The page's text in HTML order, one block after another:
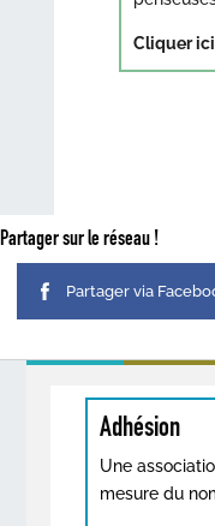
Cliquer
Partager sur le réseau !
Partager via
Adhésion
Une
mesure du